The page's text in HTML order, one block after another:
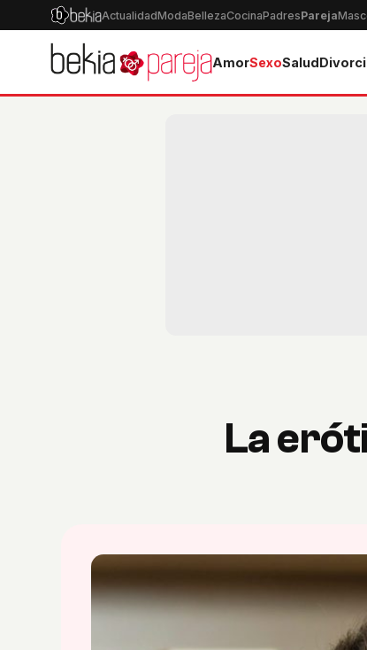
ActualidadModaBellezaCocinaPadresPareja
AmorSexoSalud
La